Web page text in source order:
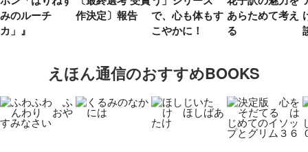
みのルーチ
カ」』
作決定〕報告
で、心も体もす
こやかに！
あらためて考え
る
えほん通信のおすすめBOOKS